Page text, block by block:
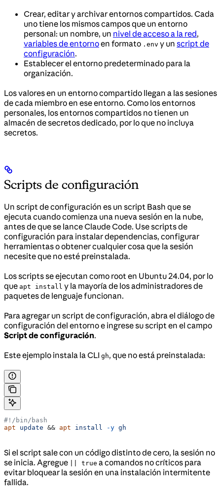
Crear, editar y archivar entornos compartidos. Cada
uno tiene los mismos campos que un entorno
personal: un nombre, un nivel de acceso a la red,
variables de entornoen formato .env y un script de
configuración.
Establecer el entorno predeterminado para la
organización.
Los valores en un entorno compartido llegan a las sesiones
de cada miembro en ese entorno. Como los entornos
personales, los entornos compartidos no tienen un
almacén de secretos dedicado, por lo que no incluya
secretos.
Scripts de configuración
Un script de configuración es un script Bash que se
ejecuta cuando comienza una nueva sesión en la nube,
antes de que se lance Claude Code. Use scripts de
configuración para instalar dependencias, configurar
herramientas o obtener cualquier cosa que la sesión
necesite que no esté preinstalada.
Los scripts se ejecutan como root en Ubuntu 24.04, por lo
que apt install y la mayoría de los administradores de
paquetes de lenguaje funcionan.
Para agregar un script de configuración, abra el diálogo de
configuración del entorno e ingrese su script en el campo
Script de configuración.
Este ejemplo instala la CLI gh, que no está preinstalada:
#!/bin/bash
apt update && apt install -y gh
Si el script sale con un código distinto de cero, la sesión no
se inicia. Agregue
|| true a comandos no críticos para
evitar bloquear la sesión en una instalación intermitente
fallida.